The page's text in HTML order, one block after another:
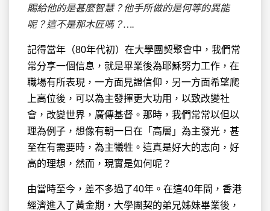
賜給他的是甚麼智慧？他手所做的是何等的異能
呢？這不是那木匠嗎？….
記得當年（80年代初）在大學團契聚會中，我們常
常分享一個信息，就是畢業後為耶穌努力工作，在
職場有所表現，一方面見證信仰，另一方面希望爬
上高位後，可以為主發揮更大功用，以致改變社
會，改變世界，廣傳基督。那時，我們常常以但以
理為例子，想像有朝一日在「高層」為主發光，甚
至在有需要時，為主犧牲。這真是好大的志向，好
高的理想，然而，現實是如何呢？
由當時至今，差不多過了40年。在這40年間，香港
經濟進入了黃金期，大學團契的弟兄姊妹畢業後，